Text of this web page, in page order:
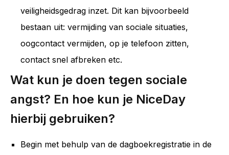
veiligheidsgedrag inzet. Dit kan bijvoorbeeld
bestaan uit: vermijding van sociale situaties,
oogcontact vermijden, op je telefoon zitten,
contact snel afbreken etc.
Wat kun je doen tegen sociale
angst? En hoe kun je NiceDay
hierbij gebruiken?
Begin met behulp van de dagboekregistratie in de